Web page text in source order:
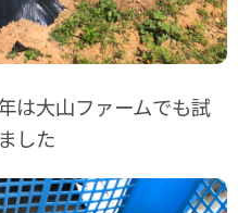
は大山ファームでも試
した